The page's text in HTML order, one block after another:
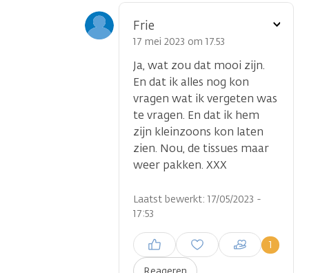
Frie
17 mei 2023 om 17.53
Ja, wat zou dat mooi zijn.
En dat ik alles nog kon
vragen wat ik vergeten was
te vragen. En dat ik hem
zijn kleinzoons kon laten
zien. Nou, de tissues maar
weer pakken. XXX
Laatst bewerkt: 17/05/2023 -
17:53
1
Inloggen om een reactie te
plaatsen
Toon